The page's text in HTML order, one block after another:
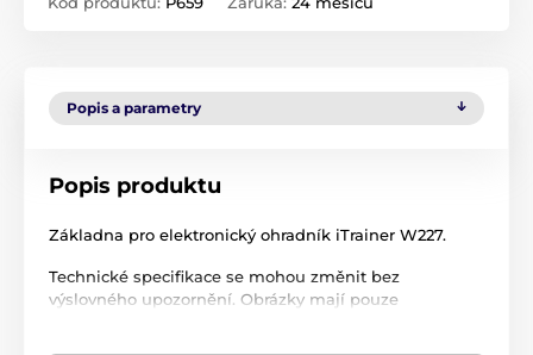
Popis a parametry
Popis produktu
Základna pro elektronický ohradník iTrainer W227.
Technické specifikace se mohou změnit bez
výslovného upozornění. Obrázky mají pouze